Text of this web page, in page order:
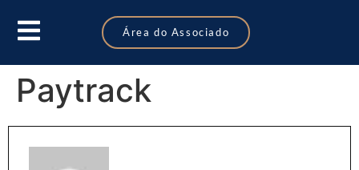
Área do Associado
Paytrack